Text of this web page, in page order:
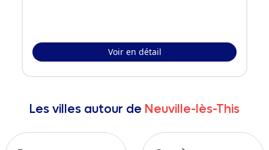
Voir en détail
Les villes autour de Neuville-lès-This